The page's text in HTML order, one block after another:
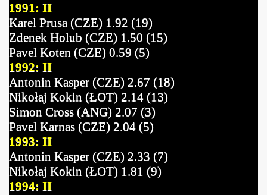
1991: II
Karel Prusa (CZE) 1.92 (19)
Zdenek Holub (CZE) 1.50 (15)
Pavel Koten (CZE) 0.59 (5)
1992: II
Antonin Kasper (CZE) 2.67 (18)
Nikołaj Kokin (ŁOT) 2.14 (13)
Simon Cross (ANG) 2.07 (3)
Pavel Karnas (CZE) 2.04 (5)
1993: II
Antonin Kasper (CZE) 2.33 (7)
Nikołaj Kokin (ŁOT) 1.81 (9)
1994: II